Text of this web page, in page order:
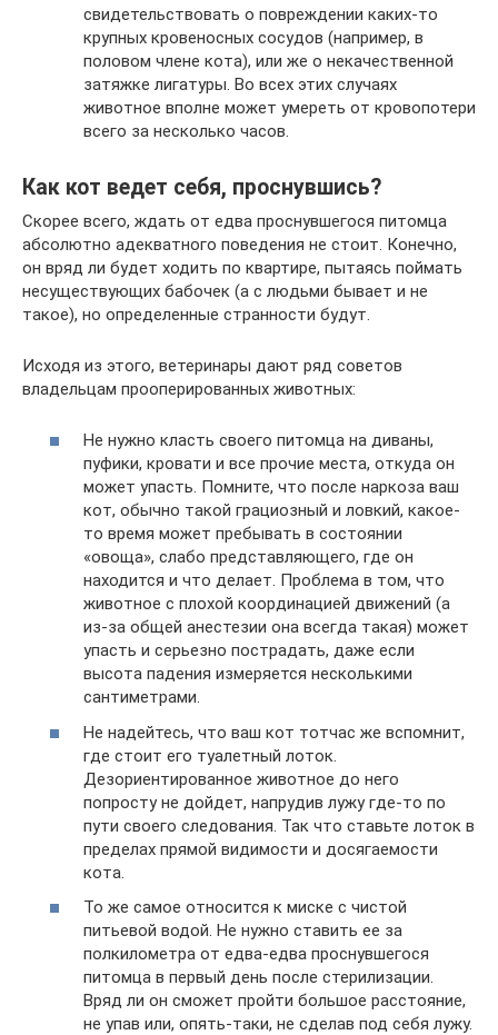
свидетельствовать о повреждении каких-то
крупных кровеносных сосудов (например, в
половом члене кота), или же о некачественной
затяжке лигатуры. Во всех этих случаях
животное вполне может умереть от кровопотери
всего за несколько часов.
Как кот ведет себя, проснувшись?
Скорее всего, ждать от едва проснувшегося питомца
абсолютно адекватного поведения не стоит. Конечно,
он вряд ли будет ходить по квартире, пытаясь поймать
несуществующих бабочек (а с людьми бывает и не
такое), но определенные странности будут.
Исходя из этого, ветеринары дают ряд советов
владельцам прооперированных животных:
Не нужно класть своего питомца на диваны,
пуфики, кровати и все прочие места, откуда он
может упасть. Помните, что после наркоза ваш
кот, обычно такой грациозный и ловкий, какое-
то время может пребывать в состоянии
«овоща», слабо представляющего, где он
находится и что делает. Проблема в том, что
животное с плохой координацией движений (а
из-за общей анестезии она всегда такая) может
упасть и серьезно пострадать, даже если
высота падения измеряется несколькими
сантиметрами.
Не надейтесь, что ваш кот тотчас же вспомнит,
где стоит его туалетный лоток.
Дезориентированное животное до него
попросту не дойдет, напрудив лужу где-то по
пути своего следования. Так что ставьте лоток в
пределах прямой видимости и досягаемости
кота.
То же самое относится к миске с чистой
питьевой водой. Не нужно ставить ее за
полкилометра от едва-едва проснувшегося
питомца в первый день после стерилизации.
Вряд ли он сможет пройти большое расстояние,
не упав или, опять-таки, не сделав под себя лужу.